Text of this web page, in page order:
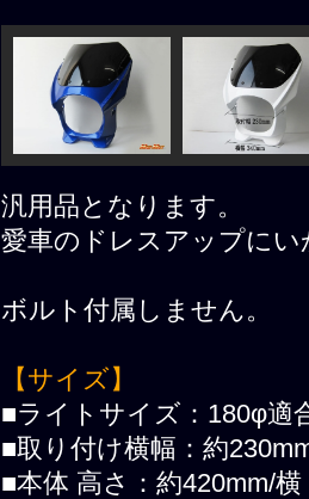
汎用品となります。
愛車のドレスアップに
ボルト付属しません。
【サイズ】
■ライトサイズ：180φ適
■取り付け横幅：約
■本体 高さ：約420mm/